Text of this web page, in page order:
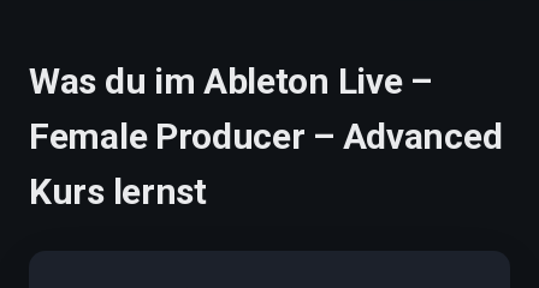
Was du im Ableton Live –
Female Producer – Advanced
Kurs lernst